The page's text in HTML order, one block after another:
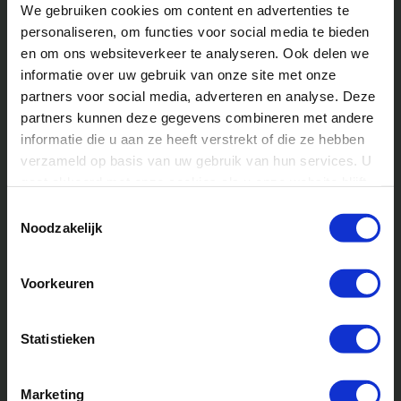
We gebruiken cookies om content en advertenties te
personaliseren, om functies voor social media te bieden
en om ons websiteverkeer te analyseren. Ook delen we
informatie over uw gebruik van onze site met onze
partners voor social media, adverteren en analyse. Deze
partners kunnen deze gegevens combineren met andere
informatie die u aan ze heeft verstrekt of die ze hebben
verzameld op basis van uw gebruik van hun services. U
Noodzakelijk
Voorkeuren
Statistieken
Marketing
alleen fysiek hun weg te vinden, maar ontwikkelt ook hun
probleemoplossend vermogen en ruimtelijk inzicht.
Sociale vaardigheden
Samenwerken
centraal op kamp. Kinderen leren luisteren naar anderen,
duidelijk communiceren en begrijpen hoe ze in een team
meningsverschillen. Op
leren kinderen